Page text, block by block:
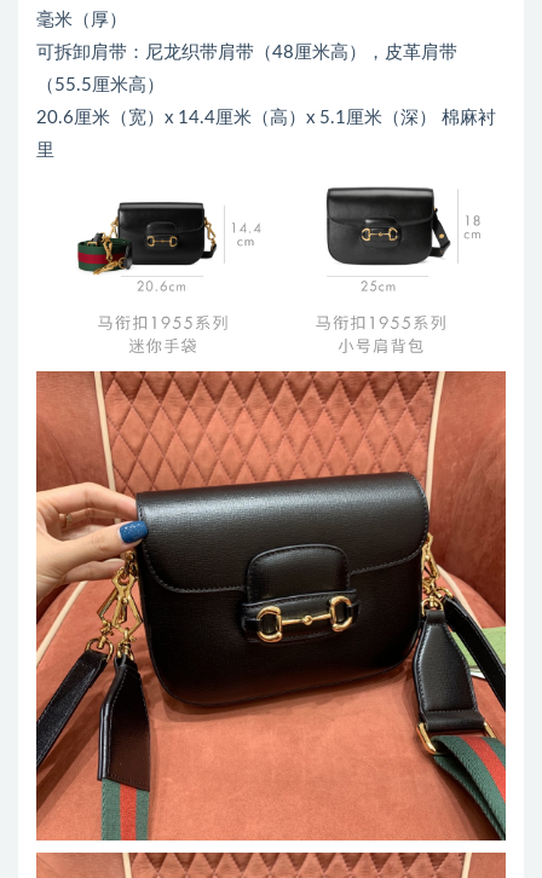
毫米（厚）
可拆卸肩带：尼龙织带肩带（48厘米高），皮革肩带
（55.5厘米高）
20.6厘米（宽）x 14.4厘米（高）x 5.1厘米（深） 棉麻衬
里